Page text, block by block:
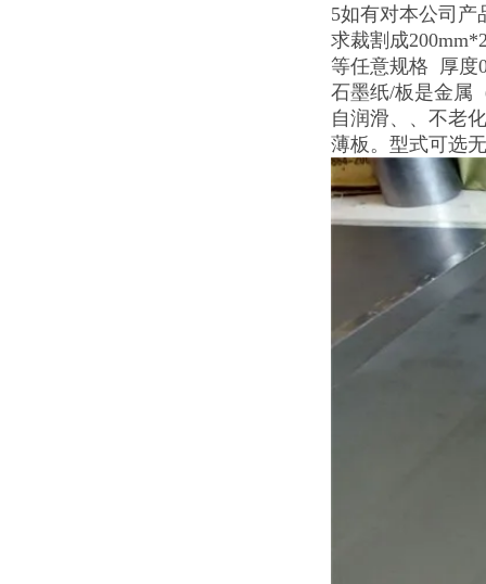
5如有对本公司
求裁割成
等任意规格 厚度
石墨纸/板是金属
自润滑、、不老
薄板。型式可选